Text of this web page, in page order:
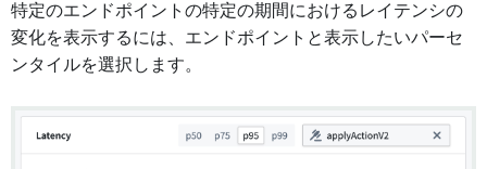
特定のエンドポイントの特定の期間におけるレイテンシの
変化を表示するには、エンドポイントと表示したいパーセ
ンタイルを選択します。